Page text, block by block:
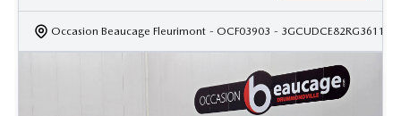
Occasion Beaucage Fleurimont - OCF03903 - 3GCUDCE82RG361132